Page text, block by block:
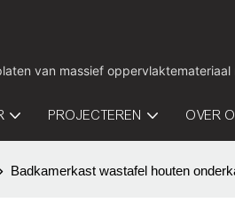
van massief
PROJECTEREN OVER
Badkamerkast wastafel houten